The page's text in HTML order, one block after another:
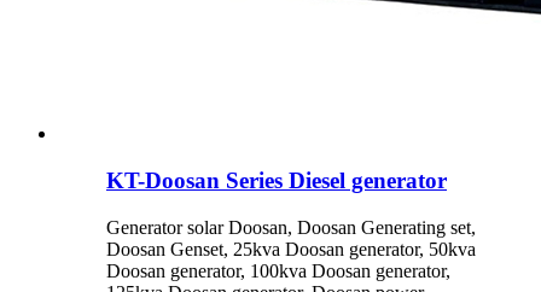
KT-Doosan Series Diesel generator
Generator solar Doosan, Doosan Generating set,
Doosan Genset, 25kva Doosan generator, 50kva
Doosan generator, 100kva Doosan generator,